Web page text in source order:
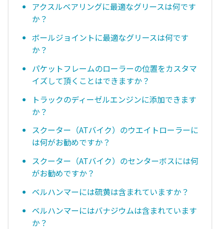
アクスルベアリングに最適なグリースは何です
か？
ボールジョイントに最適なグリースは何です
か？
パケットフレームのローラーの位置をカスタマ
イズして頂くことはできますか？
トラックのディーゼルエンジンに添加できます
か？
スクーター（ATバイク）のウエイトローラーに
は何がお勧めですか？
スクーター（ATバイク）のセンターボスには何
がお勧めですか？
ベルハンマーには硫黄は含まれていますか？
ベルハンマーにはバナジウムは含まれています
か？